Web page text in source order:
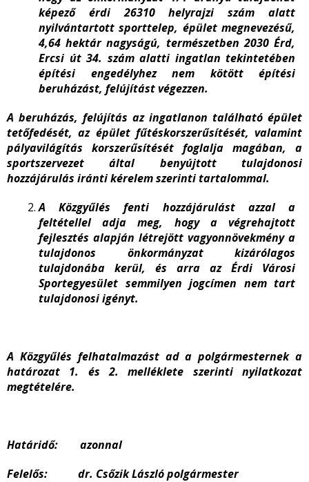
képező érdi 26310 helyrajzi szám alatt
nyilvántartott sporttelep, épület megnevezésű,
4,64 hektár nagyságú, természetben 2030 Érd,
Ercsi út 34. szám alatti ingatlan tekintetében
építési engedélyhez nem kötött építési
beruházást, felújítást végezzen.
A beruházás, felújítás az ingatlanon található épület
tetőfedését, az épület fűtéskorszerűsítését, valamint
pályavilágítás korszerűsítését foglalja magában, a
sportszervezet által benyújtott tulajdonosi
hozzájárulás iránti kérelem szerinti tartalommal.
A Közgyűlés fenti hozzájárulást azzal a
feltétellel adja meg, hogy a végrehajtott
fejlesztés alapján létrejött vagyonnövekmény a
tulajdonos önkormányzat kizárólagos
tulajdonába kerül, és arra az Érdi Városi
Sportegyesület semmilyen jogcímen nem tart
tulajdonosi igényt.
A Közgyűlés felhatalmazást ad a polgármesternek a
határozat 1. és 2. melléklete szerinti nyilatkozat
megtételére.
Határidő: azonnal
Felelős: dr. Csőzik László polgármester